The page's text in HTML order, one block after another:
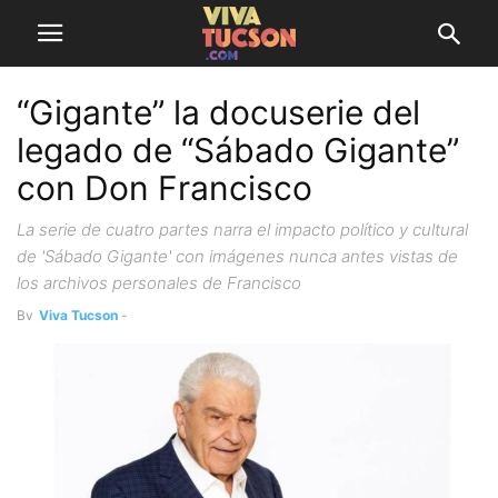
“Gigante” la docuserie del
legado de “Sábado Gigante”
con Don Francisco
La serie de cuatro partes narra el impacto político y cultural
de 'Sábado Gigante' con imágenes nunca antes vistas de
los archivos personales de Francisco
By Viva Tucson -